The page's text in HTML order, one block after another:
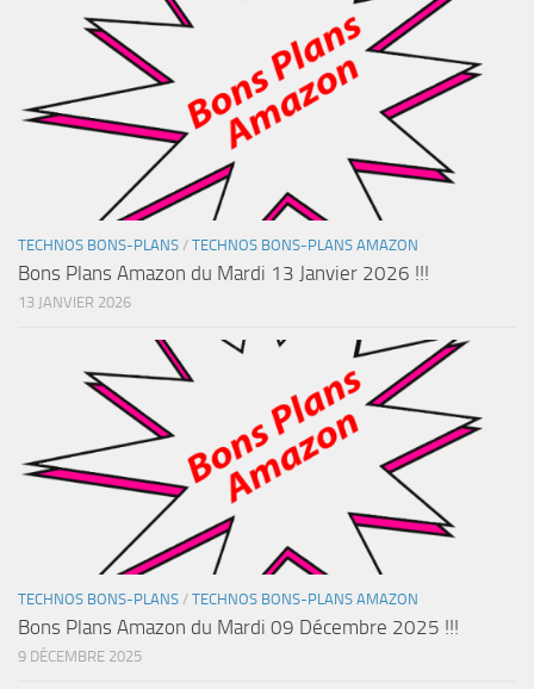
TECHNOS BONS-PLANS / TECHNOS BONS-PLANS AMAZON
Bons Plans Amazon du Mardi 13 Janvier 2026 !!!
13 JANVIER 2026
TECHNOS BONS-PLANS / TECHNOS BONS-PLANS AMAZON
Bons Plans Amazon du Mardi 09 Décembre 2025 !!!
9 DÉCEMBRE 2025